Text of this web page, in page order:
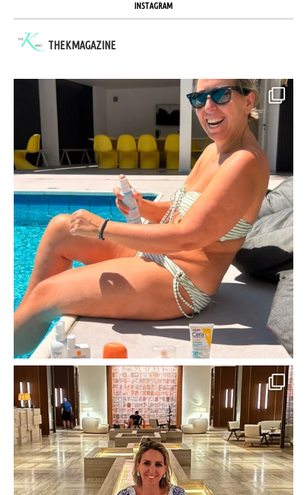
INSTAGRAM
THEKMAGAZINE